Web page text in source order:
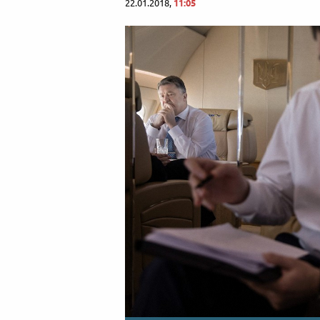
22.01.2018, 11:05